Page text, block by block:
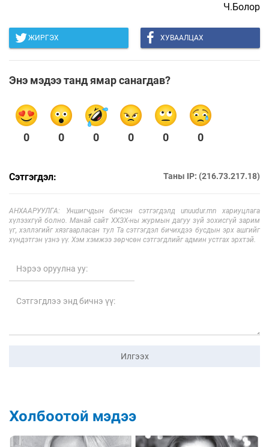
Ч.Болор
ЖИРГЭХ ХУВААЛЦАХ
Энэ мэдээ танд ямар санагдав?
0 0 0 0 0 0
Сэтгэгдэл: Таны IP: (216.73.217.18)
АНХААРУУЛГА: Уншигчдын бичсэн сэтгэгдэлд unuudur.mn хариуцлага
хүлээхгүй болно. Манай сайт ХХЗХ-ны журмын дагуу зүй зохисгүй зарим
үг, хэллэгийг хязгаарласан тул Та сэтгэгдэл бичихдээ бусдын эрх ашгийг
хүндэтгэн үзнэ үү. Хэм хэмжээ зөрчсөн сэтгэгдлийг админ устгах эрхтэй.
Илгээх
Холбоотой мэдээ